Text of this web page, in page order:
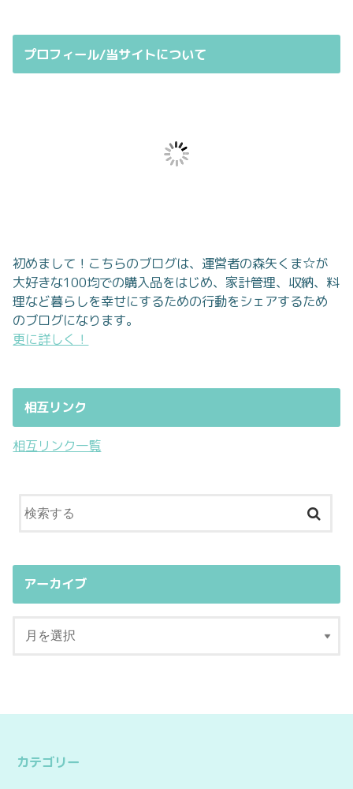
プロフィール/当サイトについて
初めまして！こちらのブログは、運営者の森矢くま☆が
大好きな100均での購入品をはじめ、家計管理、収納、料
理など暮らしを幸せにするための行動をシェアするため
のブログになります。
更に詳しく！
相互リンク
相互リンク一覧
アーカイブ
カテゴリー